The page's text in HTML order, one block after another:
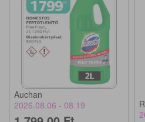
Auchan
2026.08.06 - 08.19